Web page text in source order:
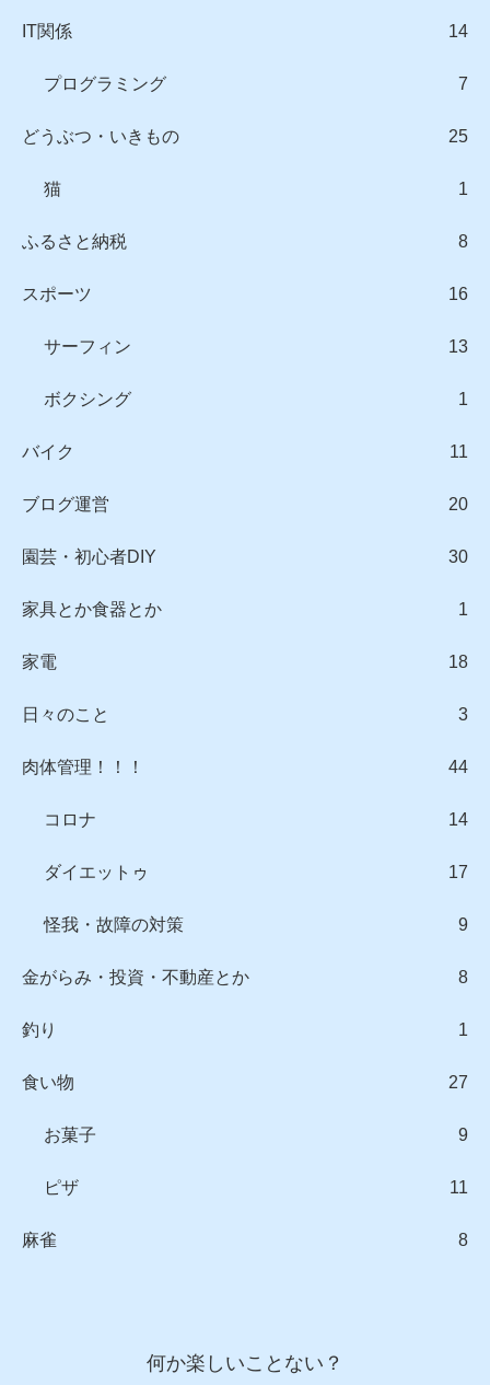
IT関係 14
プログラミング 7
どうぶつ・いきもの 25
猫 1
ふるさと納税 8
スポーツ 16
サーフィン 13
ボクシング 1
バイク 11
ブログ運営 20
園芸・初心者DIY 30
家具とか食器とか 1
家電 18
日々のこと 3
肉体管理！！！ 44
コロナ 14
ダイエットゥ 17
怪我・故障の対策 9
金がらみ・投資・不動産とか 8
釣り 1
食い物 27
お菓子 9
ピザ 11
麻雀 8
何か楽しいことない？